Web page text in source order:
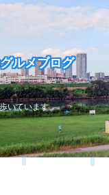
ルメブログ
いています